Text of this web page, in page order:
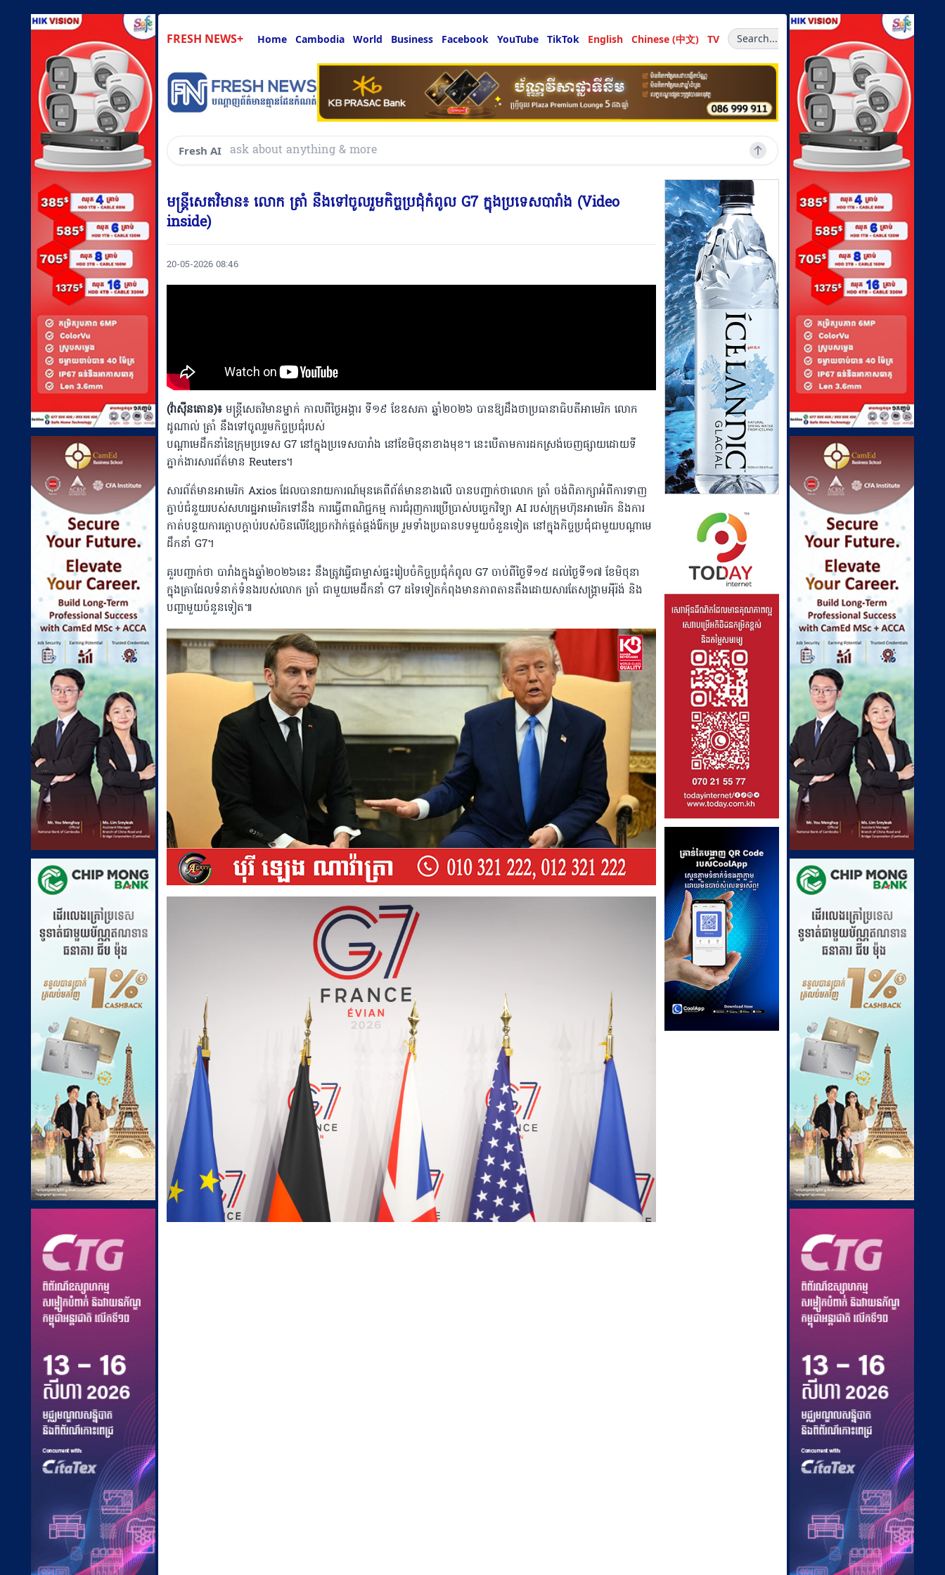
FRESH NEWS+ Home Cambodia World Business Facebook YouTube TikTok English Chinese (中文) TV Search...
Fresh AI សួរអ្វីៗគ្
មន្ត្រីសេតវិមាន៖ លោក ត្រាំ នឹងទៅចូលរួមកិច្ចប្រជុំកំពូល G7 ក្នុងប្រទេសបារាំង (Video
inside)
20-05-2026 08:46
(វ៉ាស៊ីនតោន)៖ មន្ត្រីសេតវិមានម្នាក់ កាលពីថ្ងៃអង្គារ ទី១៩ ខែឧសភា ឆ្នាំ២០២៦ បានឱ្យដឹងថាប្រធានាធិបតីអាមេរិក លោក
ដូណាល់ ត្រាំ នឹងទៅចូលរួមកិច្ចប្រជុំរបស់
បណ្ដាមេដឹកនាំនៃក្រុមប្រទេស G7 នៅក្នុងប្រទេសបារាំង នៅខែមិថុនាខាងមុខ។ នេះបើតាមការដកស្រង់ចេញផ្សាយដោយទី
ភ្នាក់ងារសារព័ត៌មាន​ Reuters។
សារព័ត៌មានអាមេរិក Axios ដែលបានរាយការណ៍មុនគេពីព័ត៌មានខាងលើ បានបញ្ជាក់ថាលោក ត្រាំ ចង់ពិភាក្សាអំពីការទាញ
ភ្ជាប់ជំនួយរបស់សហរដ្ឋអាមេរិកទៅនឹង ការធ្វើពាណិជ្ជកម្ម ការជំរុញការប្រើប្រាស់បច្ចេកវិទ្យា AI របស់ក្រុមហ៊ុនអាមេរិក និងការ
កាត់បន្ថយការក្ដោបក្ដាប់របស់ចិនលើខ្សែច្រកវ៉ាក់ផ្គត់ផ្គង់រ៉ែកម្រ រួមទាំងប្រធានបទមួយចំនួនទៀត នៅក្នុងកិច្ចប្រជុំជាមួយបណ្ដាមេ
ដឹកនាំ G7។
គួរបញ្ជាក់ថា បារាំងក្នុងឆ្នាំ២០២៦នេះ នឹងត្រូវធ្វើជាម្ចាស់ផ្ទះរៀបចំកិច្ចប្រជុំកំពូល​ G7 ចាប់ពីថ្ងៃទី១៥ ដល់ថ្ងៃទី១៧ ខែមិថុនា
ក្នុងគ្រាដែលទំនាក់ទំនងរបស់លោក ត្រាំ ជាមួយមេដឹកនាំ G7 ដទៃទៀតកំពុងមានភាពតានតឹងដោយសារតែសង្រ្គាមអ៉ីរ៉ង់ និង
បញ្ហាមួយចំនួនទៀត៕